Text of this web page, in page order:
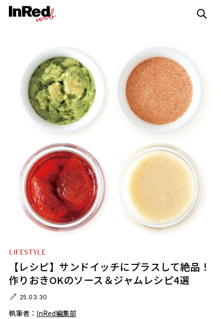
LIFESTYLE
【レシピ】サンドイッチにプラスして絶品！
作りおきOKのソース＆ジャムレシピ4選
25.03.30
執筆者： InRed編集部